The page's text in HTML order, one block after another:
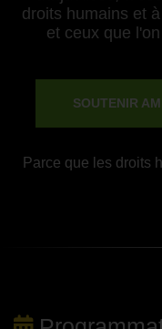
droits humains et
et ceux que
SOUTENIR
Parce que les droits